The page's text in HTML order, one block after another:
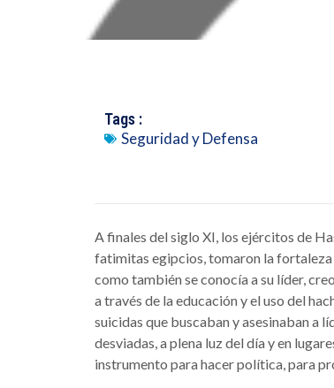
Tags :
Seguridad y Defensa
A finales del siglo XI, los ejércitos de
fatimitas egipcios, tomaron la fortaleza
como también se conocía a su líder,
a través de la educación y el uso del
suicidas que buscaban y asesinaban a
desviadas, a plena luz del día y en
instrumento para hacer política, para